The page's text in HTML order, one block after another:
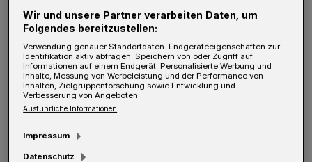
Wohnungslose ohne eigenes Mietverhältnis
haben hier inzwischen ihre
Posterreichbarkeitsadresse eingerichtet.
Wir und unsere Partner verarbeiten Daten, um
Folgendes bereitzustellen:
Verwendung genauer Standortdaten. Endgeräteeigenschaften zur
Identifikation aktiv abfragen. Speichern von oder Zugriff auf
Informationen auf einem Endgerät. Personalisierte Werbung und
Inhalte, Messung von Werbeleistung und der Performance von
Inhalten, Zielgruppenforschung sowie Entwicklung und
Verbesserung von Angeboten.
Ausführliche Informationen
Impressum
Datenschutz